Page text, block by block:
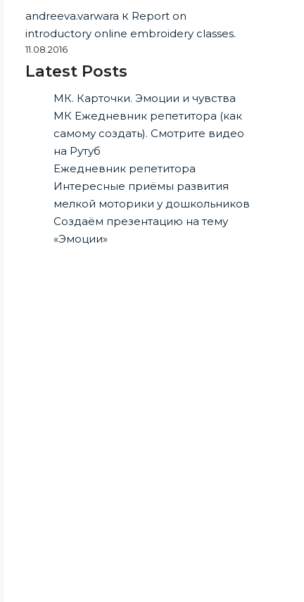
andreeva.varwara к Report on
introductory online embroidery classes.
11.08.2016
Latest Posts
МК. Карточки. Эмоции и чувства
МК Ежедневник репетитора (как
самому создать). Смотрите видео
на Рутуб
Ежедневник репетитора
Интересные приёмы развития
мелкой моторики у дошкольников
Создаём презентацию на тему
«Эмоции»